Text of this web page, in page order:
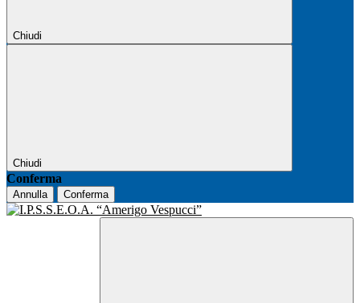
Chiudi
Chiudi
Conferma
Annulla Conferma